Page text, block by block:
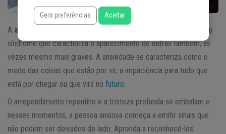
A ansiedade
é já considerada hoje em dia como uma doença ou
síndrome que caracteriza o aparecimento de outras também, às
vezes mesmo mais graves. A ansiedade se caracteriza como o
medo das coisas que estão por vir, a impaciência para tudo que
está por chegar ou que virá no futuro
O arrependimento repentino e a tristeza profunda se embalam e
nesses momentos, a pessoa ansiosa começa a emitir sinais que
não podem ser deixados de lado. Aprenda a reconhecê-los:
Gerir preferências Aceitar